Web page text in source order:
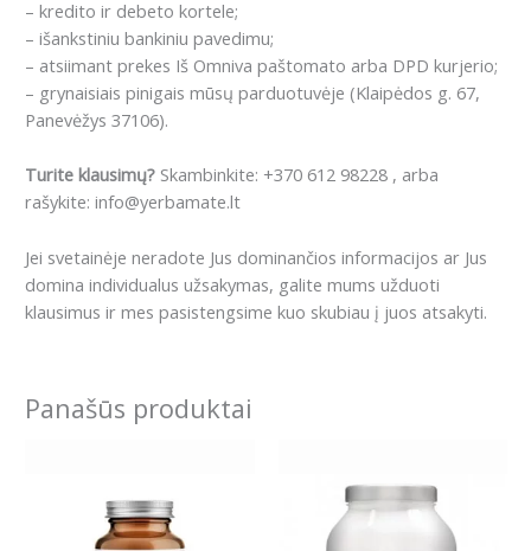
– kredito ir debeto kortele;
– išankstiniu bankiniu pavedimu;
– atsiimant prekes Iš Omniva paštomato arba DPD kurjerio;
– grynaisiais pinigais mūsų parduotuvėje (Klaipėdos g. 67,
Panevėžys 37106).
Turite klausimų? Skambinkite: +370 612 98228 , arba
rašykite: info@yerbamate.lt
Jei svetainėje neradote Jus dominančios informacijos ar Jus
domina individualus užsakymas, galite mums užduoti
klausimus ir mes pasistengsime kuo skubiau į juos atsakyti.
Panašūs produktai